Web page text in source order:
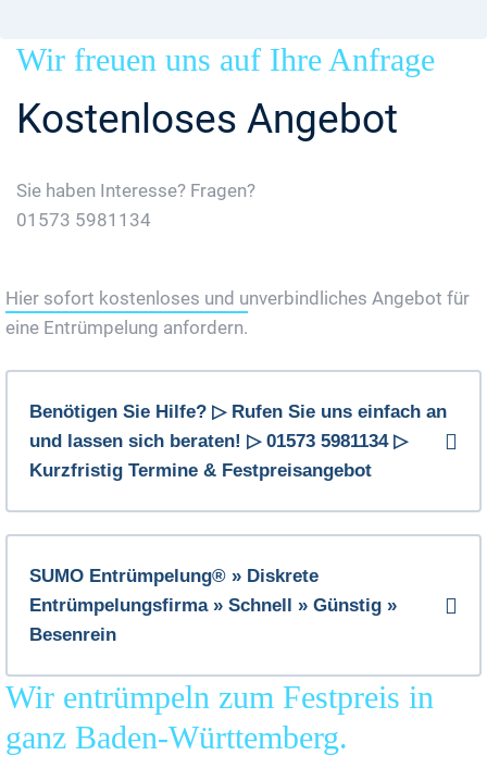
Wir freuen uns auf Ihre Anfrage
Kostenloses Angebot
Sie haben Interesse? Fragen?
01573 5981134
Hier sofort kostenloses und unverbindliches Angebot für
eine Entrümpelung anfordern.
Benötigen Sie Hilfe? ▷ Rufen Sie uns einfach an
und lassen sich beraten! ▷ 01573 5981134 ▷
Kurzfristig Termine & Festpreisangebot
SUMO Entrümpelung® » Diskrete
Entrümpelungsfirma » Schnell » Günstig »
Besenrein
Wir entrümpeln zum Festpreis in
ganz Baden-Württemberg.